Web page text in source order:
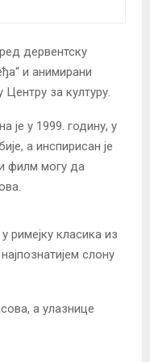
дервентску
и анимирани
за културу.
је у 1999. годину, у
а инспирисан је
филм могу да
римејку класика из
слону
а улазнице